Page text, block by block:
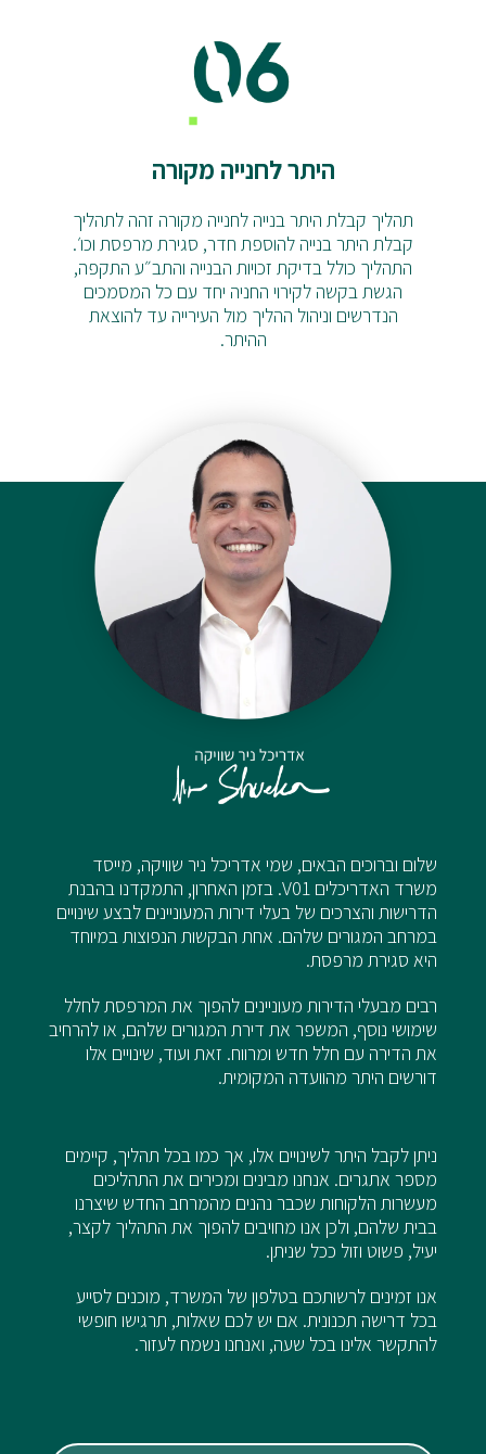
היתר לחנייה מקורה
תהליך קבלת היתר בנייה לחנייה מקורה זהה לתהליך
קבלת היתר בנייה להוספת חדר, סגירת מרפסת וכו׳.
התהליך כולל בדיקת זכויות הבנייה והתב״ע התקפה,
הגשת בקשה לקירוי החניה יחד עם כל המסמכים
הנדרשים וניהול ההליך מול העירייה עד להוצאת
ההיתר.
שלום וברוכים הבאים, שמי אדריכל ניר שוויקה, מייסד
משרד האדריכלים V01. בזמן האחרון, התמקדנו בהבנת
הדרישות והצרכים של בעלי דירות המעוניינים לבצע שינויים
במרחב המגורים שלהם. אחת הבקשות הנפוצות במיוחד
היא סגירת מרפסת.
רבים מבעלי הדירות מעוניינים להפוך את המרפסת לחלל
שימושי נוסף, המשפר את דירת המגורים שלהם, או להרחיב
את הדירה עם חלל חדש ומרווח. זאת ועוד, שינויים אלו
דורשים היתר מהוועדה המקומית.
ניתן לקבל היתר לשינויים אלו, אך כמו בכל תהליך, קיימים
מספר אתגרים. אנחנו מבינים ומכירים את התהליכים
מעשרות הלקוחות שכבר נהנים מהמרחב החדש שיצרנו
בבית שלהם, ולכן אנו מחויבים להפוך את התהליך לקצר,
יעיל, פשוט וזול ככל שניתן.
אנו זמינים לרשותכם בטלפון של המשרד, מוכנים לסייע
בכל דרישה תכנונית. אם יש לכם שאלות, תרגישו חופשי
להתקשר אלינו בכל שעה, ואנחנו נשמח לעזור.